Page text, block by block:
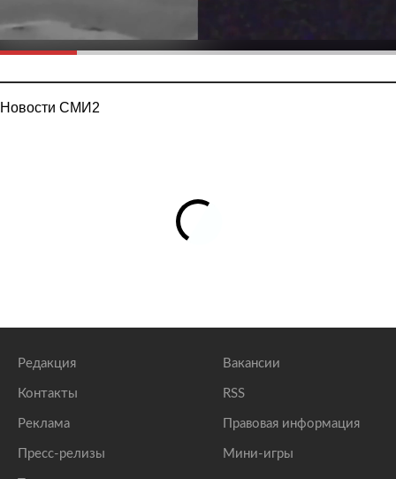
Новости СМИ2
Редакция
Контакты
Реклама
Пресс-релизы
Вакансии
RSS
Правовая информация
Мини-игры